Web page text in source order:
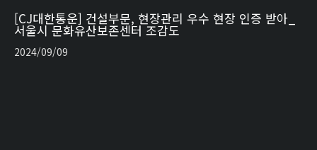
[CJ대한통운] 건설부문, 현장관리 우수 현장 인증 받아_
서울시 문화유산보존센터 조감도
2024/09/09